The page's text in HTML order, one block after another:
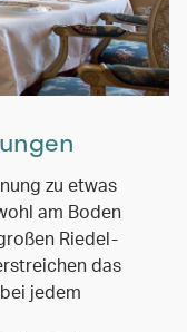
zu etwas
am Boden
Riedel-
das
jedem